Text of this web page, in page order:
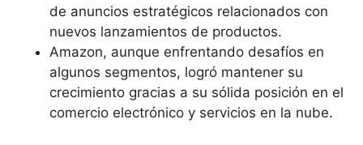
de anuncios estratégicos relacionados con
nuevos lanzamientos de productos.
Amazon, aunque enfrentando desafíos en
algunos segmentos, logró mantener su
crecimiento gracias a su sólida posición en el
comercio electrónico y servicios en la nube.